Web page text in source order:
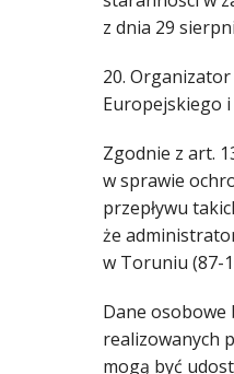
z dnia 29
20.
Europejskiego i
Zgodnie z art.
w sprawie
przepływu
że
w Toruniu (87-
Dane osobowe
realizowanych
mogą być